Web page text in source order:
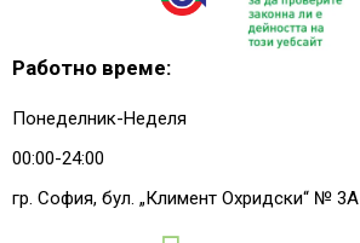
Работно време:
Понеделник-Неделя
00:00-24:00
гр. София, бул. „Климент Охридски“ № 3A